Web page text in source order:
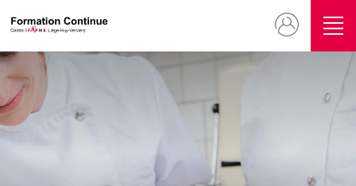
au
contenu
principal
Menu
du
l'utilisateur
Image